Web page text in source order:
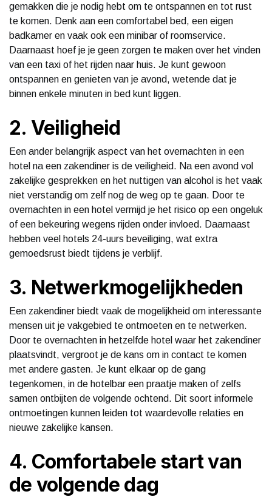
gemakken die je nodig hebt om te ontspannen en tot rust
te komen. Denk aan een comfortabel bed, een eigen
badkamer en vaak ook een minibar of roomservice.
Daarnaast hoef je je geen zorgen te maken over het vinden
van een taxi of het rijden naar huis. Je kunt gewoon
ontspannen en genieten van je avond, wetende dat je
binnen enkele minuten in bed kunt liggen.
2. Veiligheid
Een ander belangrijk aspect van het overnachten in een
hotel na een zakendiner is de veiligheid. Na een avond vol
zakelijke gesprekken en het nuttigen van alcohol is het vaak
niet verstandig om zelf nog de weg op te gaan. Door te
overnachten in een hotel vermijd je het risico op een ongeluk
of een bekeuring wegens rijden onder invloed. Daarnaast
hebben veel hotels 24-uurs beveiliging, wat extra
gemoedsrust biedt tijdens je verblijf.
3. Netwerkmogelijkheden
Een zakendiner biedt vaak de mogelijkheid om interessante
mensen uit je vakgebied te ontmoeten en te netwerken.
Door te overnachten in hetzelfde hotel waar het zakendiner
plaatsvindt, vergroot je de kans om in contact te komen
met andere gasten. Je kunt elkaar op de gang
tegenkomen, in de hotelbar een praatje maken of zelfs
samen ontbijten de volgende ochtend. Dit soort informele
ontmoetingen kunnen leiden tot waardevolle relaties en
nieuwe zakelijke kansen.
4. Comfortabele start van
de volgende dag